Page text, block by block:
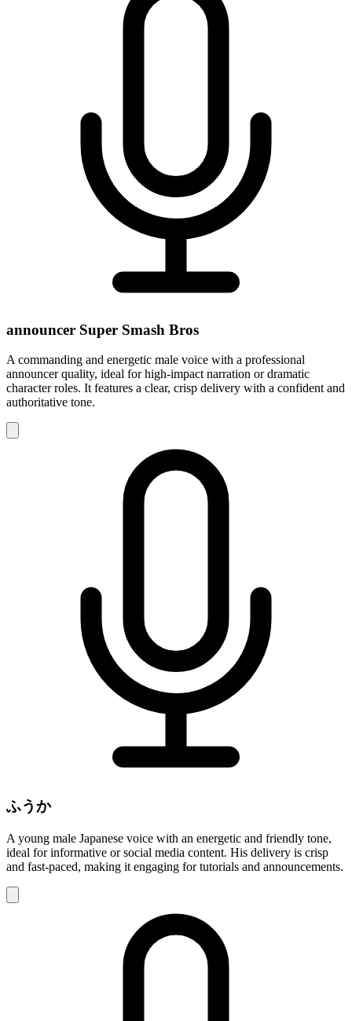
announcer Super Smash Bros
A commanding and energetic male voice with a professional
announcer quality, ideal for high-impact narration or dramatic
character roles. It features a clear, crisp delivery with a confident and
authoritative tone.
ふうか
A young male Japanese voice with an energetic and friendly tone,
ideal for informative or social media content. His delivery is crisp
and fast-paced, making it engaging for tutorials and announcements.